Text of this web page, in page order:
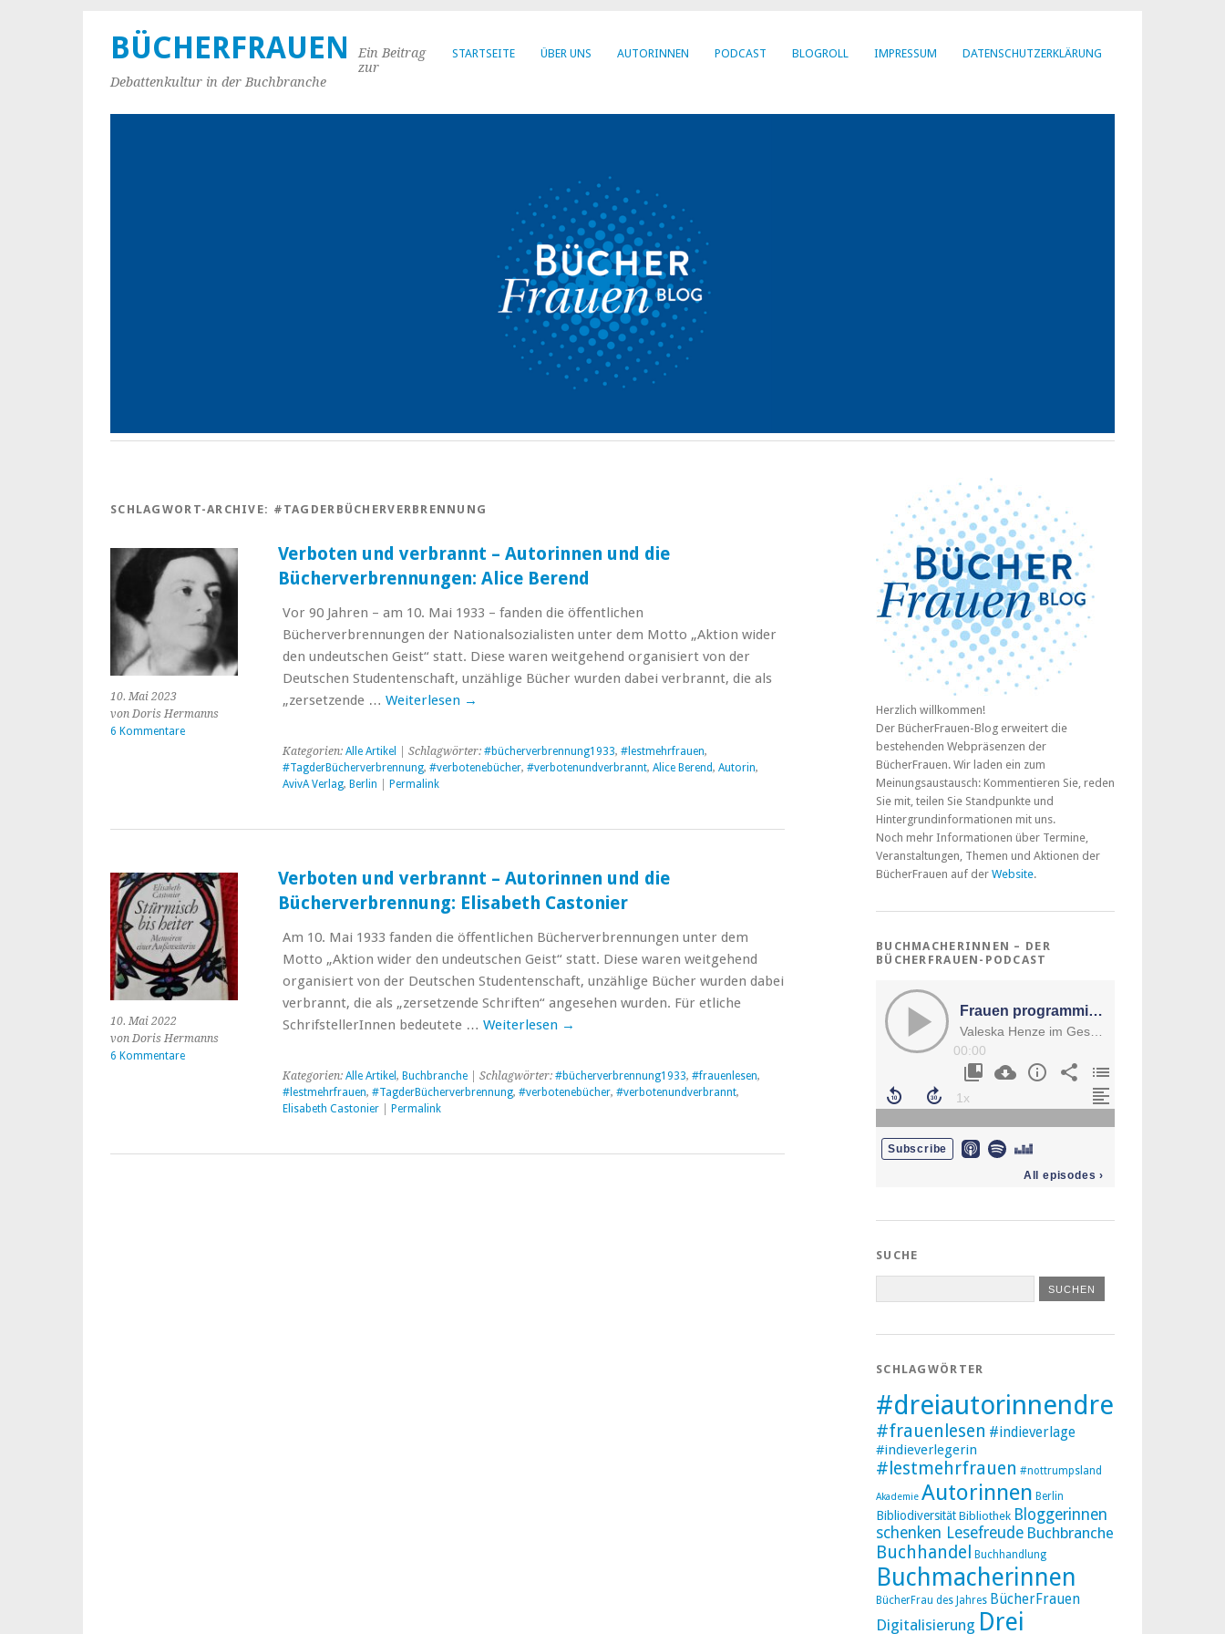
STARTSEITE ÜBER UNS AUTORINNEN PODCAST BLOGROLL IMPRESSUM DATENSCHUTZERKLÄRUNG
BÜCHERFRAUEN
Ein Beitrag
zur
Debattenkultur in der Buchbranche
SCHLAGWORT-ARCHIVE: #TAGDERBÜCHERVERBRENNUNG
10. Mai 2023
von Doris Hermanns
6 Kommentare
Verboten und verbrannt – Autorinnen und die
Bücherverbrennungen: Alice Berend
Vor 90 Jahren – am 10. Mai 1933 – fanden die öffentlichen
Bücherverbrennungen der Nationalsozialisten unter dem Motto „Aktion wider
den undeutschen Geist“ statt. Diese waren weitgehend organisiert von der
Deutschen Studentenschaft, unzählige Bücher wurden dabei verbrannt, die als
„zersetzende … Weiterlesen →
Kategorien: Alle Artikel | Schlagwörter: #bücherverbrennung1933, #lestmehrfrauen,
#TagderBücherverbrennung, #verbotenebücher, #verbotenundverbrannt, Alice Berend, Autorin,
AvivA Verlag, Berlin Permalink
10. Mai 2022
von Doris Hermanns
6 Kommentare
Verboten und verbrannt – Autorinnen und die
Bücherverbrennung: Elisabeth Castonier
Am 10. Mai 1933 fanden die öffentlichen Bücherverbrennungen unter dem
Motto „Aktion wider den undeutschen Geist“ statt. Diese waren weitgehend
organisiert von der Deutschen Studentenschaft, unzählige Bücher wurden dabei
verbrannt, die als „zersetzende Schriften“ angesehen wurden. Für etliche
SchrifstellerInnen bedeutete … Weiterlesen →
Kategorien: Alle Artikel , Buchbranche| Schlagwörter: #bücherverbrennung1933, #frauenlesen,
#lestmehrfrauen, #TagderBücherverbrennung, #verbotenebücher, #verbotenundverbrannt,
Elisabeth Castonier| Permalink
Herzlich willkommen!
Der BücherFrauen-Blog erweitert die
bestehenden Webpräsenzen der
BücherFrauen. Wir laden ein zum
Meinungsaustausch: Kommentieren Sie, reden
Sie mit, teilen Sie Standpunkte und
Hintergrundinformationen mit uns.
Noch mehr Informationen über Termine,
Veranstaltungen, Themen und Aktionen der
BücherFrauen auf der Website.
BUCHMACHERINNEN – DER
BÜCHERFRAUEN-PODCAST
SUCHE
SCHLAGWÖRTER
#dreiautorinnendreibücher
#frauenlesen #indieverlage
#indieverlegerin
#lestmehrfrauen #nottrumpsland
Akademie Autorinnen Berlin
Bibliodiversität Bibliothek Bloggerinnen
schenken Lesefreude Buchbranche
Buchhandel Buchhandlung
Buchmacherinnen
BücherFrau des Jahres BücherFrauen
Digitalisierung Drei